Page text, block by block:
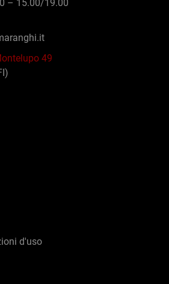
– 15.00/19.00
49
d'uso